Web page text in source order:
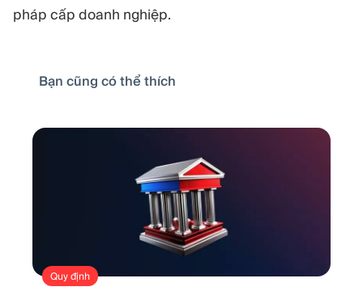
pháp cấp doanh nghiệp.
Bạn cũng có thể thích
Quy định